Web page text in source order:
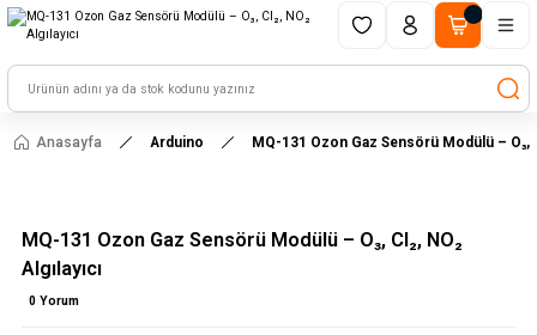
1500 TL ve üzeri alışverişlerinizde kargo ücretsiz!
HAYAL ET - TASARLA - ÇALIŞTIR
Anasayfa Arduino MQ-131 Ozon Gaz Sensörü Modülü – O₃,
MQ-131 Ozon Gaz Sensörü Modülü – O₃, Cl₂, NO₂
Algılayıcı
0 Yorum